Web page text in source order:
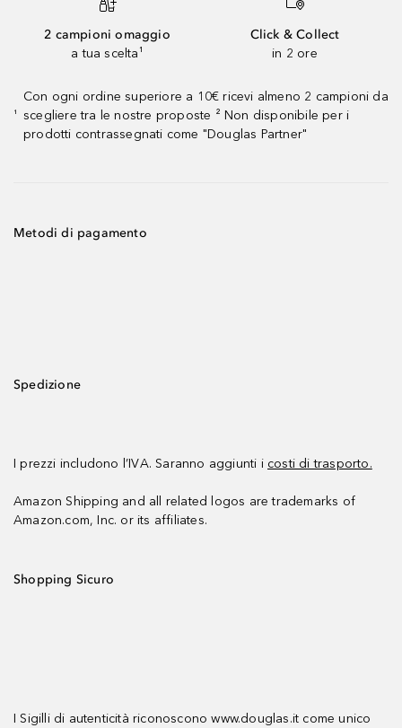
2 campioni omaggio
a tua scelta¹
Click & Collect
in 2 ore
¹
Con ogni ordine superiore a 10€ ricevi almeno 2 campioni da
scegliere tra le nostre proposte ² Non disponibile per i
prodotti contrassegnati come "Douglas Partner"
Metodi di pagamento
Spedizione
I prezzi includono l’IVA. Saranno aggiunti i costi di trasporto.
Amazon Shipping and all related logos are trademarks of
Amazon.com, Inc. or its affiliates.
Shopping Sicuro
I Sigilli di autenticità riconoscono www.douglas.it come unico